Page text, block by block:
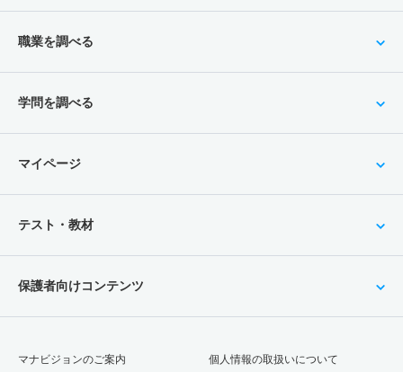
職業を調べる
学問を調べる
マイページ
テスト・教材
保護者向けコンテンツ
マナビジョンのご案内 個人情報の取扱いについて